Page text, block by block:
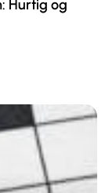
Hurtig og